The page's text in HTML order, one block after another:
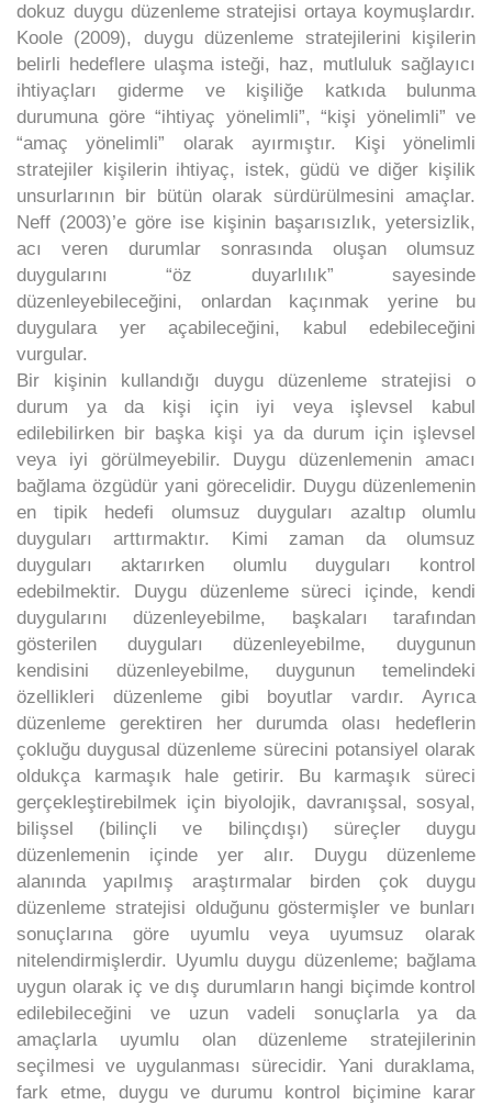
dokuz duygu düzenleme stratejisi ortaya koymuşlardır.
Koole (2009), duygu düzenleme stratejilerini kişilerin
belirli hedeflere ulaşma isteği, haz, mutluluk sağlayıcı
ihtiyaçları giderme ve kişiliğe katkıda bulunma
durumuna göre “ihtiyaç yönelimli”, “kişi yönelimli” ve
“amaç yönelimli” olarak ayırmıştır. Kişi yönelimli
stratejiler kişilerin ihtiyaç, istek, güdü ve diğer kişilik
unsurlarının bir bütün olarak sürdürülmesini amaçlar.
Neff (2003)’e göre ise kişinin başarısızlık, yetersizlik,
acı veren durumlar sonrasında oluşan olumsuz
duygularını “öz duyarlılık” sayesinde
düzenleyebileceğini, onlardan kaçınmak yerine bu
duygulara yer açabileceğini, kabul edebileceğini
vurgular.
Bir kişinin kullandığı duygu düzenleme stratejisi o
durum ya da kişi için iyi veya işlevsel kabul
edilebilirken bir başka kişi ya da durum için işlevsel
veya iyi görülmeyebilir. Duygu düzenlemenin amacı
bağlama özgüdür yani görecelidir. Duygu düzenlemenin
en tipik hedefi olumsuz duyguları azaltıp olumlu
duyguları arttırmaktır. Kimi zaman da olumsuz
duyguları aktarırken olumlu duyguları kontrol
edebilmektir. Duygu düzenleme süreci içinde, kendi
duygularını düzenleyebilme, başkaları tarafından
gösterilen duyguları düzenleyebilme, duygunun
kendisini düzenleyebilme, duygunun temelindeki
özellikleri düzenleme gibi boyutlar vardır. Ayrıca
düzenleme gerektiren her durumda olası hedeflerin
çokluğu duygusal düzenleme sürecini potansiyel olarak
oldukça karmaşık hale getirir. Bu karmaşık süreci
gerçekleştirebilmek için biyolojik, davranışsal, sosyal,
bilişsel (bilinçli ve bilinçdışı) süreçler duygu
düzenlemenin içinde yer alır. Duygu düzenleme
alanında yapılmış araştırmalar birden çok duygu
düzenleme stratejisi olduğunu göstermişler ve bunları
sonuçlarına göre uyumlu veya uyumsuz olarak
nitelendirmişlerdir. Uyumlu duygu düzenleme; bağlama
uygun olarak iç ve dış durumların hangi biçimde kontrol
edilebileceğini ve uzun vadeli sonuçlarla ya da
amaçlarla uyumlu olan düzenleme stratejilerinin
seçilmesi ve uygulanması sürecidir. Yani duraklama,
fark etme, duygu ve durumu kontrol biçimine karar